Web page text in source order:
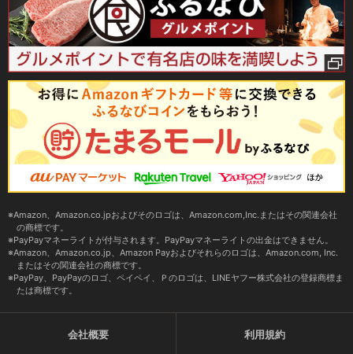
Amazon、Amazon.co.jpおよびそのロゴは、Amazon.com,Inc.またはその関連会社
の商標です。
PayPayマネーライトが付与されます。PayPayマネーライトの出金はできません。
Amazon、Amazon.co.jp、Amazon Payおよびそれらのロゴは、Amazon.com, Inc.
またはその関連会社の商標です。
PayPay、PayPayのロゴ、ペイペイ、Ｐのロゴは、LINEヤフー株式会社の登録商標ま
たは商標です。
会社概要 利用規約